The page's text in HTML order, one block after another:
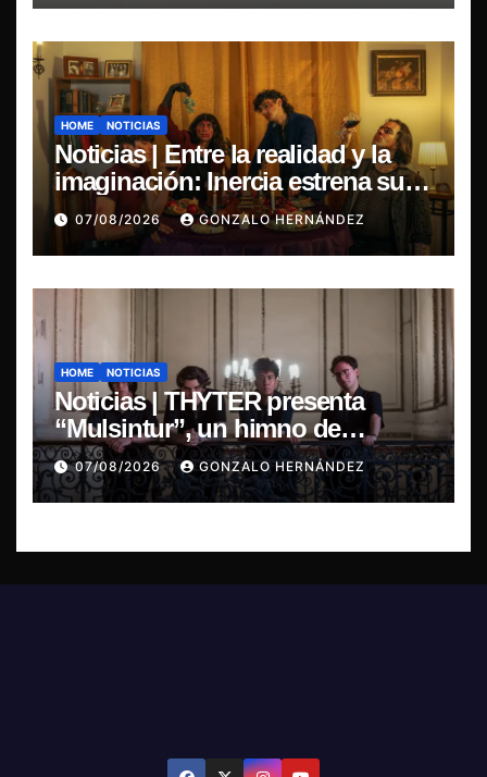
HOME NOTICIAS
Noticias | Entre la realidad y la
imaginación: Inercia estrena su
primer single “Marilina”
07/08/2026 GONZALO HERNÁNDEZ
HOME NOTICIAS
Noticias | THYTER presenta
“Mulsintur”, un himno de
heavy/power metal inspirado en
Tomás Paniri
07/08/2026 GONZALO HERNÁNDEZ